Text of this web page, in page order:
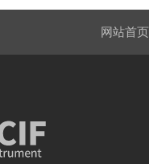
网站首页